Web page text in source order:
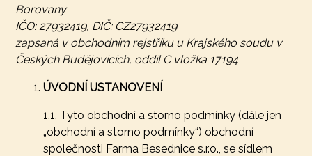
Borovany
IČO: 27932419, DIČ: CZ27932419
zapsaná v obchodním rejstříku u Krajského soudu v
Českých Budějovicích, oddíl C vložka 17194
ÚVODNÍ USTANOVENÍ
1.1. Tyto obchodní a storno podmínky (dále jen
„obchodní a storno podmínky“) obchodní
společnosti Farma Besednice s.r.o., se sídlem